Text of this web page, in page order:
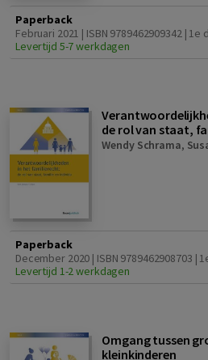
Paperback
Februari 2021 | ISBN 9789462909342 | 1e
Levertijd 5-7 werkdagen
de rol van staat,
Wendy Schrama,
Paperback
December 2020 | ISBN 9789462908703 |
Levertijd 1-2 werkdagen
Omgang tussen
kleinkinderen